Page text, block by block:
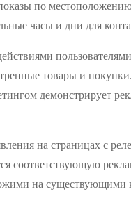
по
часы и дни для
товары и
демонстрирует
на страницах с
соответствующую
на существующими